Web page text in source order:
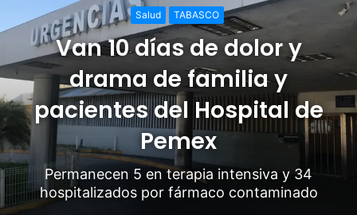
Salud TABASCO
Van 10 días de dolor y
drama de familia y
pacientes del Hospital de
Pemex
Permanecen 5 en terapia intensiva y 34
hospitalizados por fármaco contaminado